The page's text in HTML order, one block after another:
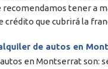
recomendamos tener a
crédito que cubrirá la
de autos en
en Montserrat son: